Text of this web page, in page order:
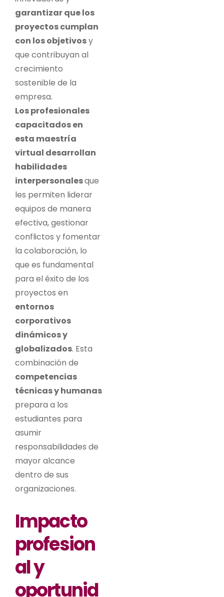
garantizar que los
proyectos cumplan
con los objetivosy
que contribuyan al
crecimiento
sostenible de la
empresa.
Los profesionales
capacitados en
esta maestría
virtual desarrollan
habilidades
interpersonalesque
les permiten liderar
equipos de manera
efectiva, gestionar
conflictos y fomentar
la colaboración, lo
que es fundamental
para el éxito de los
proyectos en
entornos
corporativos
dinámicos y
globalizados. Esta
combinación de
competencias
técnicas y humanas
prepara a los
estudiantes para
asumir
responsabilidades de
mayor alcance
dentro de sus
organizaciones.
Impacto
profesion
al y
oportunid